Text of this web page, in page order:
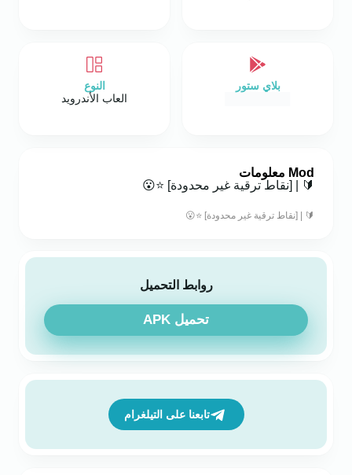
النوع
العاب الأندرويد
بلاي ستور
Mod معلومات
🔰 | [نقاط ترقية غير محدودة] ⭐😮
🔰 | [نقاط ترقية غير محدودة] ⭐😮
روابط التحميل
تحميل APK
تابعنا على التيلغرام